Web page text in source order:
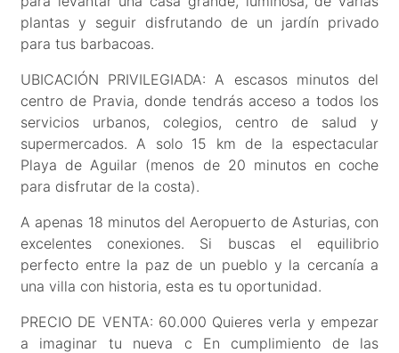
plantas y seguir disfrutando de un jardín privado
para tus barbacoas.
UBICACIÓN PRIVILEGIADA: A escasos minutos del
centro de Pravia, donde tendrás acceso a todos los
servicios urbanos, colegios, centro de salud y
supermercados. A solo 15 km de la espectacular
Playa de Aguilar (menos de 20 minutos en coche
para disfrutar de la costa).
A apenas 18 minutos del Aeropuerto de Asturias, con
excelentes conexiones. Si buscas el equilibrio
perfecto entre la paz de un pueblo y la cercanía a
una villa con historia, esta es tu oportunidad.
PRECIO DE VENTA: 60.000 Quieres verla y empezar
a imaginar tu nueva c En cumplimiento de las